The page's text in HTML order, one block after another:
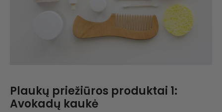
Plaukų priežiūros produktai 1:
Avokadų kaukė